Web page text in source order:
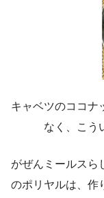
キャベツのココナ
なく、こう
がぜんミールスら
のポリヤルは、作